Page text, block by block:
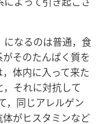
になるのは普通，食
そのたんぱく質を
体内に入って来た
それに対抗して
，同じアレルゲン
がヒスタミンなど